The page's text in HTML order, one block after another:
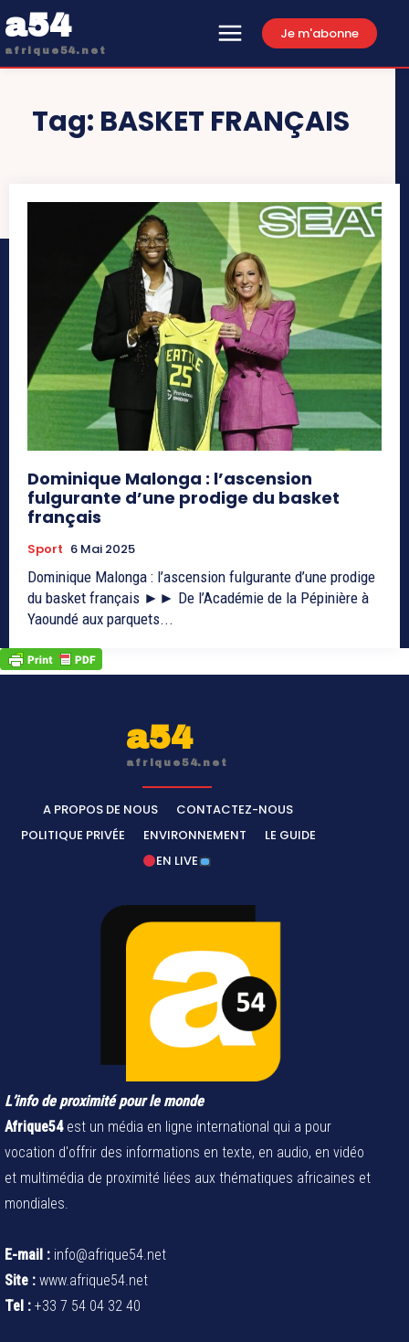
a54
afrique54.net
Je m'abonne
Tag: BASKET FRANÇAIS
Dominique Malonga : l’ascension
fulgurante d’une prodige du basket
français
Sport 6 Mai 2025
Dominique Malonga : l’ascension fulgurante d’une prodige
du basket français ►► De l’Académie de la Pépinière à
Yaoundé aux parquets...
a54
afrique54.net
A PROPOS DE NOUS
CONTACTEZ-NOUS
POLITIQUE PRIVÉE
ENVIRONNEMENT
LE GUIDE
EN LIVE
L’info de proximité pour le monde
Afrique54est un média en ligne international qui a pour
vocation d'offrir des informations en texte, en audio, en vidéo
et multimédia de proximité liées aux thématiques africaines et
mondiales.
E-mail : info@afrique54.net
Site : www.afrique54.net
Tel : +33 7 54 04 32 40